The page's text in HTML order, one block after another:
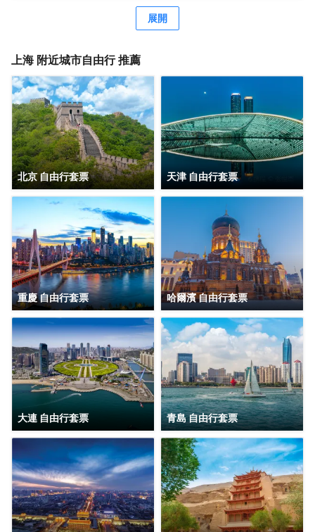
離浦東國際機場，僅有15分鐘車程。距離上海國際旅遊度假
區（迪士尼樂園），僅有20分鐘車程。可便捷到達地鐵2號
資源眾多，有上海新國際博覽中心、佛羅倫薩奧特萊斯購物
海旅遊區等。 酒店是錦江酒店（中國區）旗下的中端連鎖品
牌酒店，按照維也納國際5.0標準裝修，簡約時尚，整體風格
舒適典雅。客房寬敞明亮，房內布置精美，處處體現人性化
的理念。 酒店還有免費停車場、休閒茶吧、精品早餐、寬敞
會議室等，同時還為您提供24小時免費浦東機場接機（需預
約）等服務，賓客抵達浦東機場並取完行李聯繫當值司機
（13651944838），T1航站樓-三樓-3號門，T2航站樓-三
樓29號門，另酒店提供迪士尼樂園免費班車服務，送站時間
早上07：20一班車子送往迪士尼樂園，晚上第二場煙花結束
接回預計時間約22：00左右。是商務、休閒、會務的理想酒
店。
展開
上海 附近城市自由行 推薦
北京 自由行套票 天津 自由行套票
重慶 自由行套票 哈爾濱 自由行套票
大連 自由行套票 青島 自由行套票